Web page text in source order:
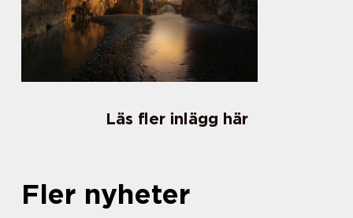
Läs fler inlägg här
Fler nyheter